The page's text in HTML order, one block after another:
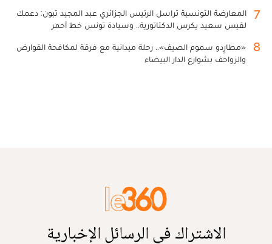
7
المعارضة التونسية تراسل الرئيس الجزائري عبد المجيد تبون: دعمك
لقيس سعيد يكرس الدكتاتورية.. وسيادة تونس خط أحمر
8
«مطارِدو سموم الصيف».. رحلة ميدانية مع فرقة لمكافحة القوارض
والزواحف بشوارع الدار البيضاء
الاشتراك في الرسائل الإخبارية